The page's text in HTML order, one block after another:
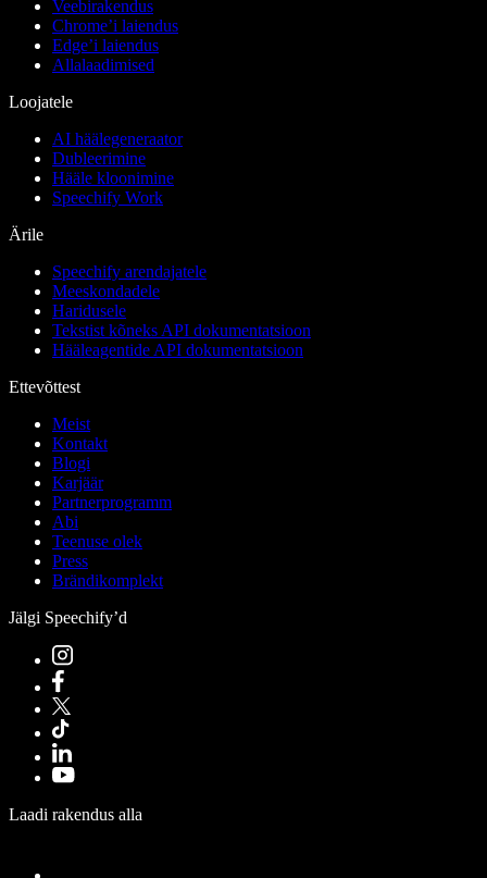
Veebirakendus
Chrome’i laiendus
Edge’i laiendus
Allalaadimised
Loojatele
AI häälegeneraator
Dubleerimine
Hääle kloonimine
Speechify Work
Ärile
Speechify arendajatele
Meeskondadele
Haridusele
Tekstist kõneks API dokumentatsioon
Hääleagentide API dokumentatsioon
Ettevõttest
Meist
Kontakt
Blogi
Karjäär
Partnerprogramm
Abi
Teenuse olek
Press
Brändikomplekt
Jälgi Speechify’d
Laadi rakendus alla